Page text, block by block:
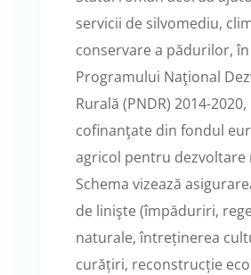
servicii de silvomediu,
conservare a pădurilor,
Programului Naţional
Rurală (PNDR) 2014-2020,
cofinanţate din fondul
agricol pentru dezvoltare
Schema vizează
de linişte (împăduriri,
naturale, întreținerea
curățiri, reconstrucție